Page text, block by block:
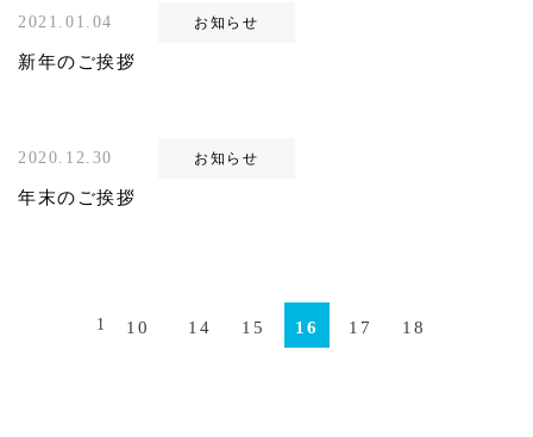
2021.01.04 お知らせ
新年のご挨拶
2020.12.30 お知らせ
年末のご挨拶
1 10 14 15 16 17 18